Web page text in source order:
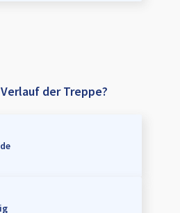
der Treppe?